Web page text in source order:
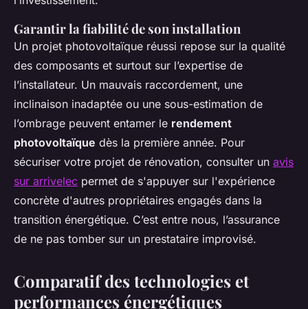
Garantir la fiabilité de son installation
Un projet photovoltaïque réussi repose sur la qualité
des composants et surtout sur l’expertise de
l’installateur. Un mauvais raccordement, une
inclinaison inadaptée ou une sous-estimation de
l’ombrage peuvent entamer le rendement
photovoltaïque dès la première année. Pour
sécuriser votre projet de rénovation, consulter un avis
sur arrivelec permet de s'appuyer sur l'expérience
concrète d'autres propriétaires engagés dans la
transition énergétique. C’est entre nous, l’assurance
de ne pas tomber sur un prestataire improvisé.
Comparatif des technologies et
performances énergétiques